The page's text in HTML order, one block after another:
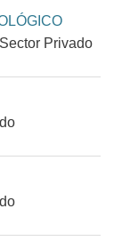
Privado